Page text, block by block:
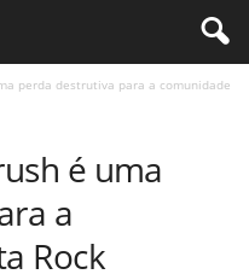
perda destrutiva para a comunidade
é uma
a
Rock